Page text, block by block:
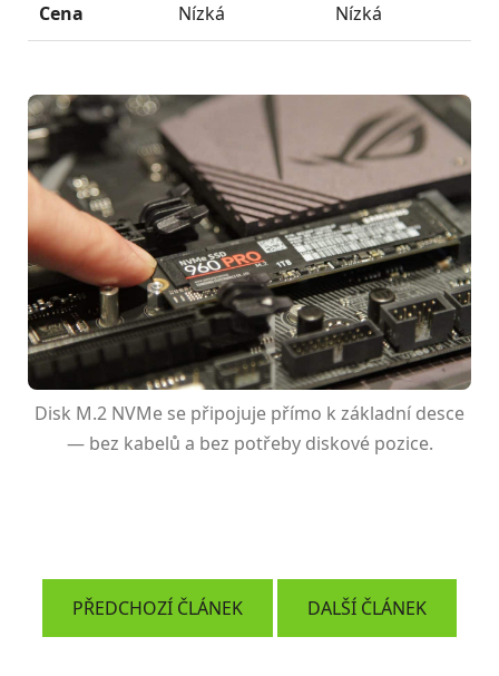
Cena Nízká Nízká
Disk M.2 NVMe se připojuje přímo k základní desce
— bez kabelů a bez potřeby diskové pozice.
PŘEDCHOZÍ ČLÁNEK DALŠÍ ČLÁNEK